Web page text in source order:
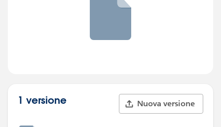
1 versione Nuova versione